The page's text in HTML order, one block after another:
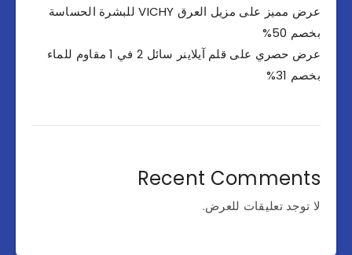
عرض مميز على مزيل العرق VICHY للبشرة الحساسة
بخصم 50%
عرض حصري على قلم آيلاينر سائل 2 في 1 مقاوم للماء
بخصم 31%
Recent Comments
لا توجد تعليقات للعرض.